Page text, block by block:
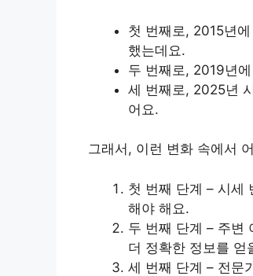
첫 번째로, 2015년
했는데요.
두 번째로, 2019년
세 번째로, 2025년
어요.
그래서, 이런 변화 속에서
첫 번째 단계 – 시세
해야 해요.
두 번째 단계 – 주변
더 정확한 정보를 얻
세 번째 단계 – 전문